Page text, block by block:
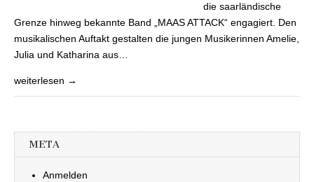
die saarländische
Grenze hinweg bekannte Band „MAAS ATTACK“ engagiert. Den
musikalischen Auftakt gestalten die jungen Musikerinnen Amelie,
Julia und Katharina aus…
weiterlesen →
META
Anmelden